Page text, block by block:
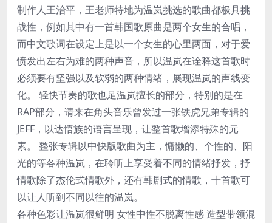
制作人王治平，王老师特地为温岚挑选的歌曲都极具挑
战性，例如其中有一首韩国歌原曲是两个女生的合唱，
而中文歌词在设定上是以一个女生的心里两面，对于爱
愤发出左右为难的两种声音，所以温岚在诠释这首歌时
必须要有坚强以及软弱的两种情绪，展现温岚的声线变
化。 轻快节奏的歌也足温岚擅长的部分，特别的是在
RAP部分，请来在角头音乐曾发过一张铁虎兄弟专辑的
JEFF，以达悟族的语言呈现，让整首歌增添特殊的元
素。 整张专辑以中快版歌曲为主，慵懒的、个性的、阳
光的等各种温岚，在聆听上享受着不同的情绪抒发，抒
情歌除了杰伦式情歌外，还有韩剧式的情歌，十首歌可
以让人听到不同以往的温岚。
各种色彩让温岚很鲜明 女性中性不脱离性感 造型带领混